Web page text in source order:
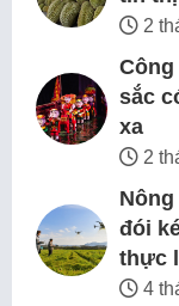
2
Công
sắc
xa
2
đói
thực
4